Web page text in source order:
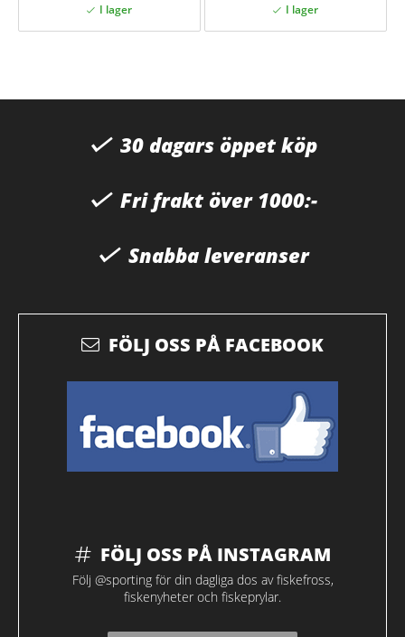
30 dagars öppet köp
Fri frakt över 1000:-
Snabba leveranser
FÖLJ OSS PÅ FACEBOOK
FÖLJ OSS PÅ INSTAGRAM
Följ @sporting för din dagliga dos av fiskefross,
fiskenyheter och fiskeprylar.